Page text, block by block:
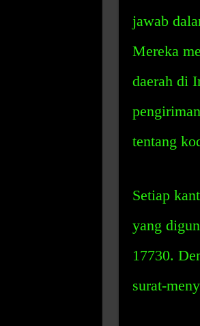
jawab
Mereka
daerah di
tentang
Setiap
yang
17730.
surat-